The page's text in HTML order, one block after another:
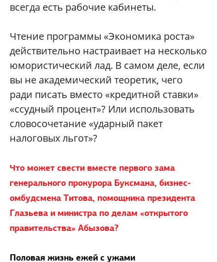
всегда есть рабочие кабинеты.
Чтение программы «Экономика роста»
действительно настраивает на несколько
юмористический лад. В самом деле, если
вы не академический теоретик, чего
ради писать вместо «кредитной ставки»
«ссудный процент»? Или использовать
словосочетание «ударный пакет
налоговых льгот»?
Что может свести вместе первого зама
генерального прокурора Буксмана, бизнес-
омбудсмена Титова, помощника президента
Глазьева и министра по делам «открытого
правительства» Абызова?
Половая жизнь ежей с ужами